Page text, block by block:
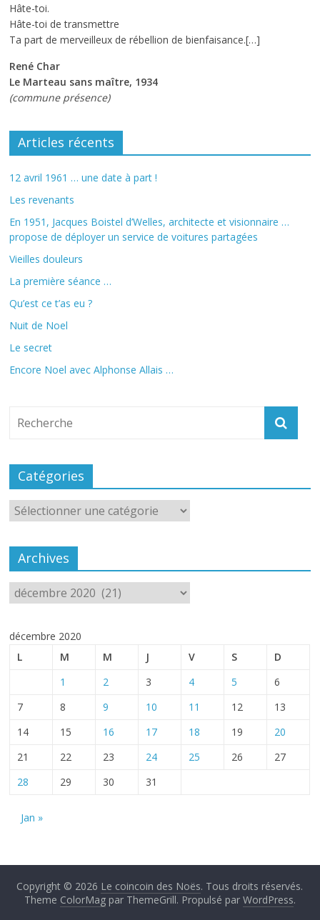
Hâte-toi.
Hâte-toi de transmettre
Ta part de merveilleux de rébellion de bienfaisance.[…]
René Char
Le Marteau sans maître, 1934
(commune présence)
Articles récents
12 avril 1961 … une date à part !
Les revenants
En 1951, Jacques Boistel d’Welles, architecte et visionnaire …
propose de déployer un service de voitures partagées
Vieilles douleurs
La première séance …
Qu’est ce t’as eu ?
Nuit de Noel
Le secret
Encore Noel avec Alphonse Allais …
Catégories
Catégories
Archives
Archives
décembre 2020
L
M M J V S
D
1
2 3 4 5
6
7
8 9 10 11 12
13
14
15 16 17 18 19
20
21
22 23 24 25 26
27
28
29 30 31
Jan »
Copyright © 2026 Le coincoin des Noës. Tous droits réservés.
Theme ColorMagpar ThemeGrill. Propulsé par WordPress.